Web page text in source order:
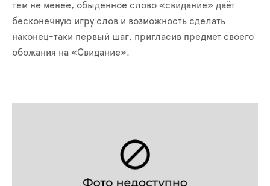
тем не менее, обыденное слово «свидание» даёт
бесконечную игру слов и возможность сделать
наконец-таки первый шаг, пригласив предмет своего
обожания на «Свидание».